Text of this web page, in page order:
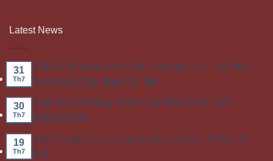
Latest News
31
Th7
Tiến Độ Đường Vành Đai 1 Hoàng Cầu – Voi Phục
Mới Nhất | Cập Nhật Chi Tiết
30
Th7
Hotline Đặt Phòng Khách Sạn Phú Quốc 24/7 –
0386279939
19
Th7
Giá Chung Cư Hạ Long Xanh | Giá bán: 0386 279
939